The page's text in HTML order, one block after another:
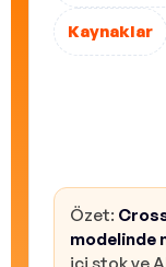
Kaynaklar
Özet:
modelinde